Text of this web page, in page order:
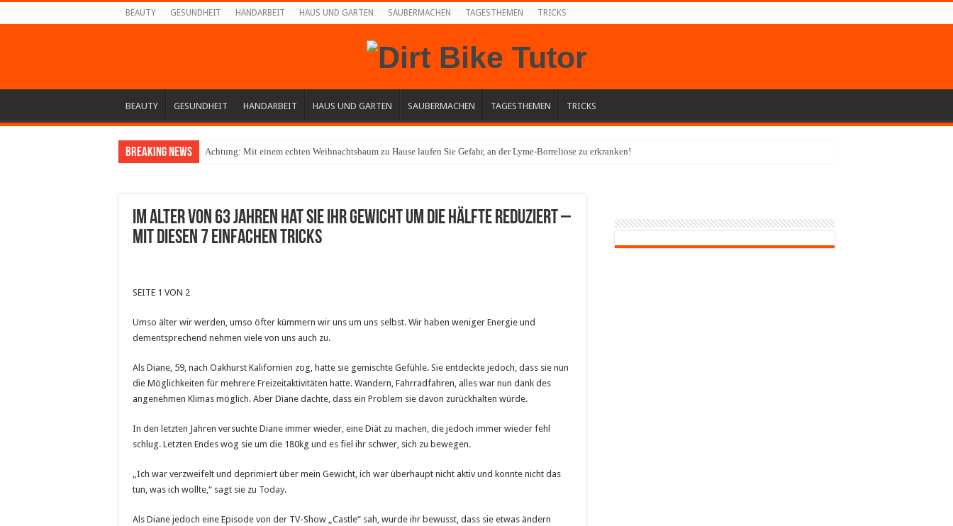
BEAUTY GESUNDHEIT HANDARBEIT HAUS UND GARTEN SAUBERMACHEN TAGESTHEMEN TRICKS
BEAUTY GESUNDHEIT HANDARBEIT HAUS UND GARTEN SAUBERMACHEN TAGESTHEMEN TRICKS
Breaking News Achtung: Mit einem echten Weihnachtsbaum zu Hause laufen Sie Gefahr, an der Lyme-Borreliose zu erkranken!
Im Alter von 63 Jahren hat sie ihr Gewicht um die Hälfte reduziert –
mit diesen 7 einfachen Tricks
SEITE 1 VON 2
Umso älter wir werden, umso öfter kümmern wir uns um uns selbst. Wir haben weniger Energie und
dementsprechend nehmen viele von uns auch zu.
Als Diane, 59, nach Oakhurst Kalifornien zog, hatte sie gemischte Gefühle. Sie entdeckte jedoch, dass sie nun
die Möglichkeiten für mehrere Freizeitaktivitäten hatte. Wandern, Fahrradfahren, alles war nun dank des
angenehmen Klimas möglich. Aber Diane dachte, dass ein Problem sie davon zurückhalten würde.
In den letzten Jahren versuchte Diane immer wieder, eine Diät zu machen, die jedoch immer wieder fehl
schlug. Letzten Endes wog sie um die 180kg und es fiel ihr schwer, sich zu bewegen.
„Ich war verzweifelt und deprimiert über mein Gewicht, ich war überhaupt nicht aktiv und konnte nicht das
tun, was ich wollte,“ sagt sie zu Today.
Als Diane jedoch eine Episode von der TV-Show „Castle“ sah, wurde ihr bewusst, dass sie etwas ändern